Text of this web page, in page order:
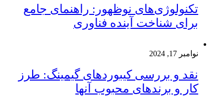
تکنولوژی‌های نوظهور: راهنمای جامع
برای شناخت آینده فناوری
نوامبر 17, 2024
نقد و بررسی کیبوردهای گیمینگ: طرز
کار و برندهای محبوب آنها